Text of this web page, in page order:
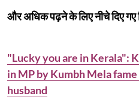
और अधिक पढ़ने के लिए नीचे दिए
"Lucky you are in Kerala":
in MP by Kumbh Mela
husband